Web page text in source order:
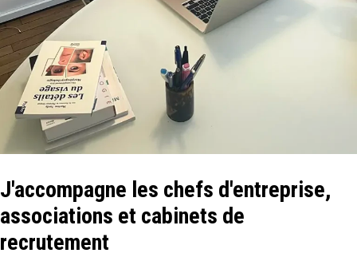
J'accompagne les chefs d'entreprise,
associations et cabinets de
recrutement